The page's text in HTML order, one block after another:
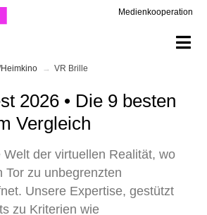
Medienkooperation
Heimkino VR Brille
Vergleich
Welt der virtuellen Realität, wo
Tor zu unbegrenzten
Unsere Expertise, gestützt
zu Kriterien wie